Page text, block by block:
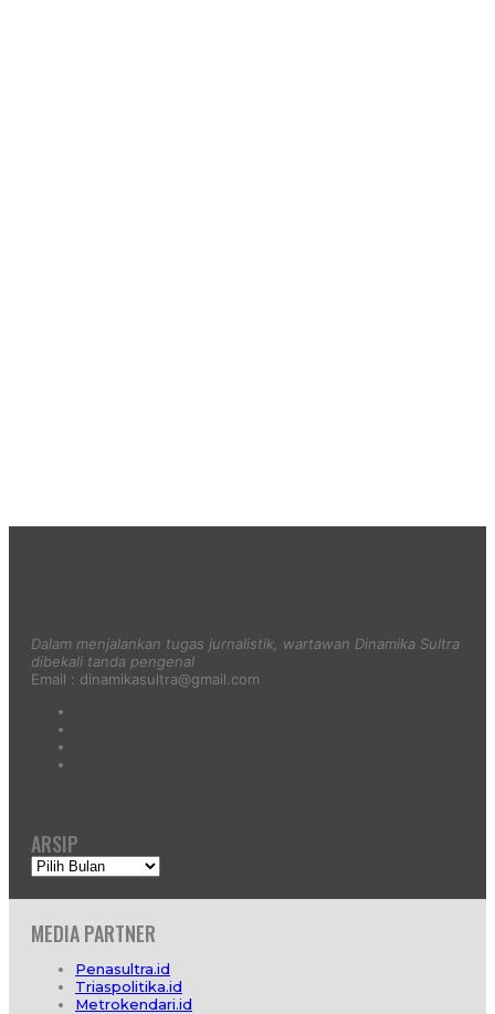
Dalam menjalankan tugas jurnalistik, wartawan Dinamika Sultra
dibekali tanda pengenal
Email : dinamikasultra@gmail.com
ARSIP
Arsip
MEDIA PARTNER
Penasultra.id
Triaspolitika.id
Metrokendari.id